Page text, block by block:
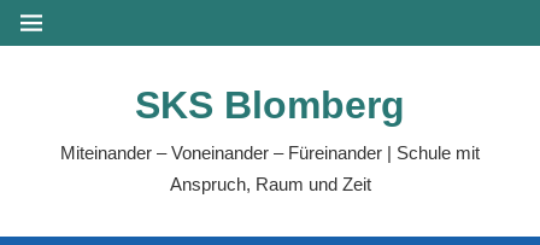
Zum
Inhalt
MENÜ
SKS Blomberg
Miteinander – Voneinander – Füreinander | Schule mit
Anspruch, Raum und Zeit